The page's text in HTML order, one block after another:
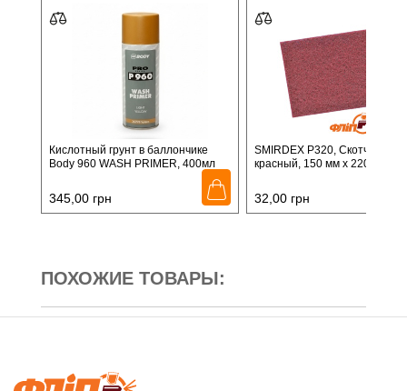
Кислотный грунт в баллончике
Body 960 WASH PRIMER, 400мл
345,00 грн
SMIRDEX P320, Cкотч-брайт
красный, 150 мм х 220 мм
32,00 грн
ПОХОЖИЕ ТОВАРЫ: